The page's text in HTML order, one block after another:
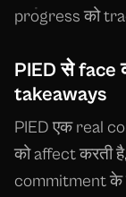
progress को
PIED से face
takeaways
PIED एक real
को affect करती
commitment के